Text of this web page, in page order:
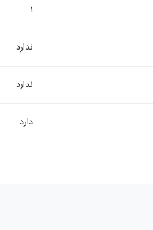
1
ندارد
ندارد
دارد